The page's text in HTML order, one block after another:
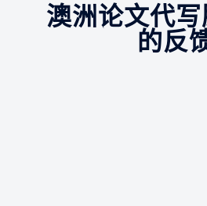
澳洲论文代
的反